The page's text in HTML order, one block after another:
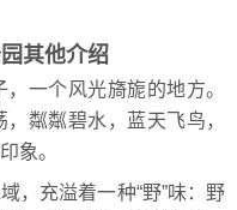
其他介绍
一个风光旖旎的地方。
粼粼碧水，蓝天飞鸟，
象。
充溢着一种“野”味：野